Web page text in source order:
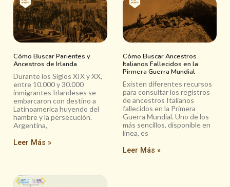
Cómo Buscar Parientes y
Ancestros de Irlanda
Durante los Siglos XIX y XX,
entre 10.000 y 30.000
inmigrantes Irlandeses se
embarcaron con destino a
Latinoamerica huyendo del
hambre y la persecución.
Argentina,
Leer Más »
Cómo Buscar Ancestros
Italianos Fallecidos en la
Pirmera Guerra Mundial
Existen diferentes recursos
para consultar los registros
de ancestros Italianos
fallecidos en la Primera
Guerra Mundial. Uno de los
más sencillos, disponible en
línea, es
Leer Más »